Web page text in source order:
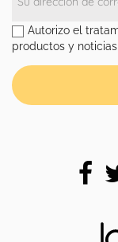
Autorizo el
productos y